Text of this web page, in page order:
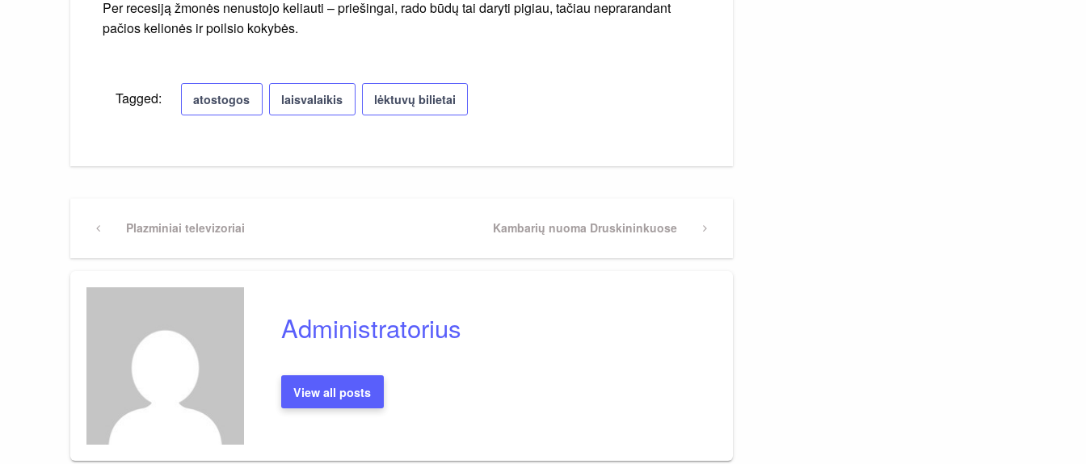
Per recesiją žmonės nenustojo keliauti – priešingai, rado būdų tai daryti pigiau, tačiau neprarandant
pačios kelionės ir poilsio kokybės.
Tagged: atostogos laisvalaikis lėktuvų bilietai
Navigacija
tarp
PreviousPlazminiai televizoriai
Next
Kambarių nuoma Druskininkuose
Administratorius
View all posts